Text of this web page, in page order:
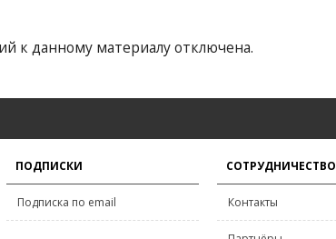
к данному материалу отключена.
ПОДПИСКИ
Подписка по email
СОТРУДНИЧЕСТВО
Контакты